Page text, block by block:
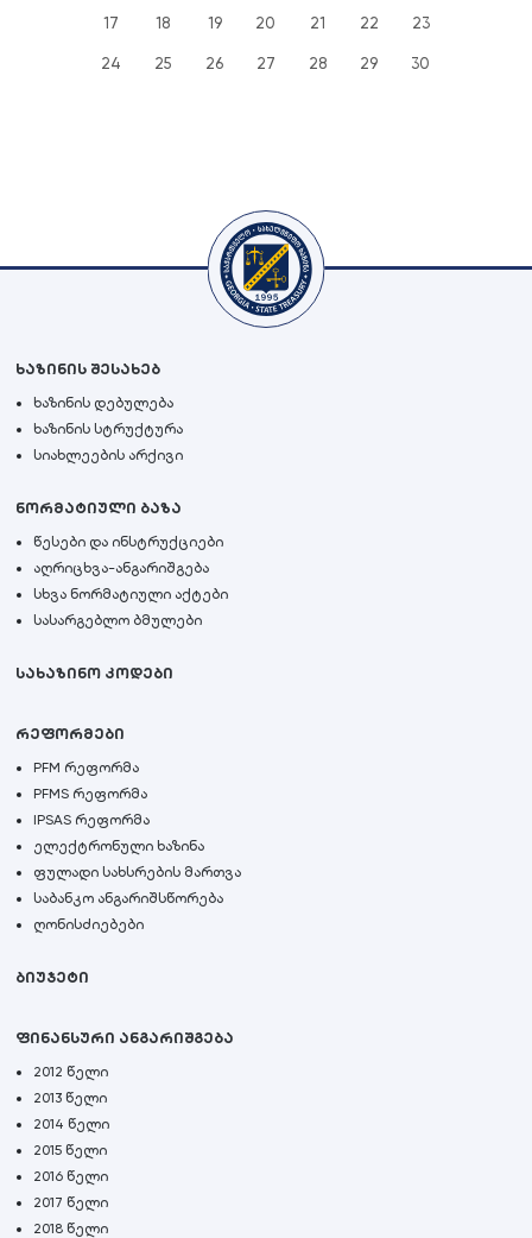
17 18 19 20 21 22 23
24 25 26 27 28 29 30
ხაზინის შესახებ
ხაზინის დებულება
ხაზინის სტრუქტურა
სიახლეების არქივი
ნორმატიული ბაზა
წესები და ინსტრუქციები
აღრიცხვა-ანგარიშგება
სხვა ნორმატიული აქტები
სასარგებლო ბმულები
სახაზინო კოდები
რეფორმები
PFM რეფორმა
PFMS რეფორმა
IPSAS რეფორმა
ელექტრონული ხაზინა
ფულადი სახსრების მართვა
საბანკო ანგარიშსწორება
ღონისძიებები
ბიუჯეტი
ფინანსური ანგარიშგება
2012 წელი
2013 წელი
2014 წელი
2015 წელი
2016 წელი
2017 წელი
2018 წელი